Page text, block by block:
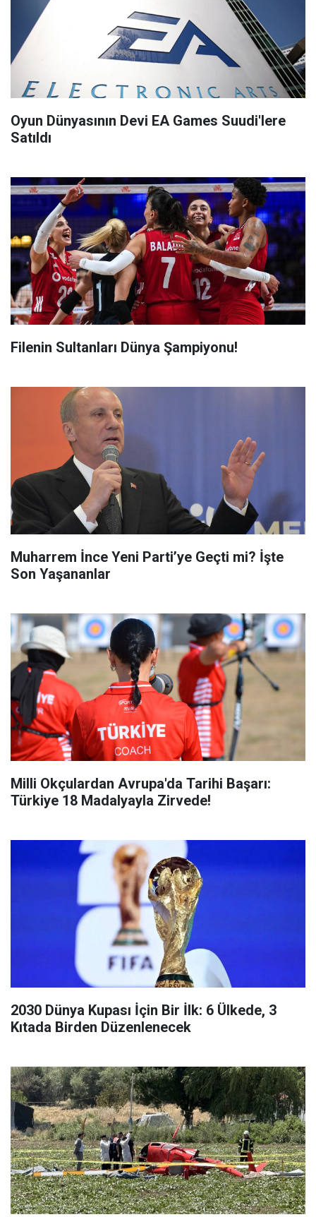
Oyun Dünyasının Devi EA Games Suudi'lere
Satıldı
Filenin Sultanları Dünya Şampiyonu!
Muharrem İnce Yeni Parti’ye Geçti mi? İşte
Son Yaşananlar
Milli Okçulardan Avrupa'da Tarihi Başarı:
Türkiye 18 Madalyayla Zirvede!
2030 Dünya Kupası İçin Bir İlk: 6 Ülkede, 3
Kıtada Birden Düzenlenecek